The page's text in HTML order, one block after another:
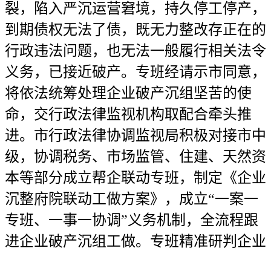
裂，陷入严沉运营窘境，持久停工停产，
到期债权无法了债，既无力整改存正在的
行政违法问题，也无法一般履行相关法令
义务，已接近破产。专班经请示市同意，
将依法统筹处理企业破产沉组坚苦的使
命，交行政法律监视机构取配合牵头推
进。市行政法律协调监视局积极对接市中
级，协调税务、市场监管、住建、天然资
本等部分成立帮企联动专班，制定《企业
沉整府院联动工做方案》，成立“一案一
专班、一事一协调”义务机制，全流程跟
进企业破产沉组工做。专班精准研判企业